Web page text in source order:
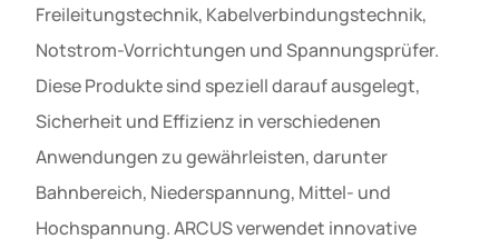
Freileitungstechnik, Kabelverbindungstechnik,
Notstrom-Vorrichtungen und Spannungsprüfer.
Diese Produkte sind speziell darauf ausgelegt,
Sicherheit und Effizienz in verschiedenen
Anwendungen zu gewährleisten, darunter
Bahnbereich, Niederspannung, Mittel- und
Hochspannung. ARCUS verwendet innovative